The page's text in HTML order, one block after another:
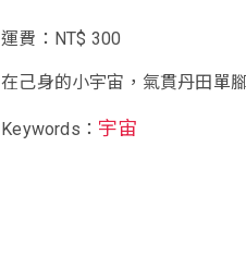
運費：NT$ 300
在己身的小宇宙，氣貫丹田單
Keywords： 宇宙